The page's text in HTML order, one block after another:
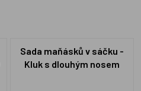
Sada maňásků v sáčku -
Kluk s dlouhým nosem